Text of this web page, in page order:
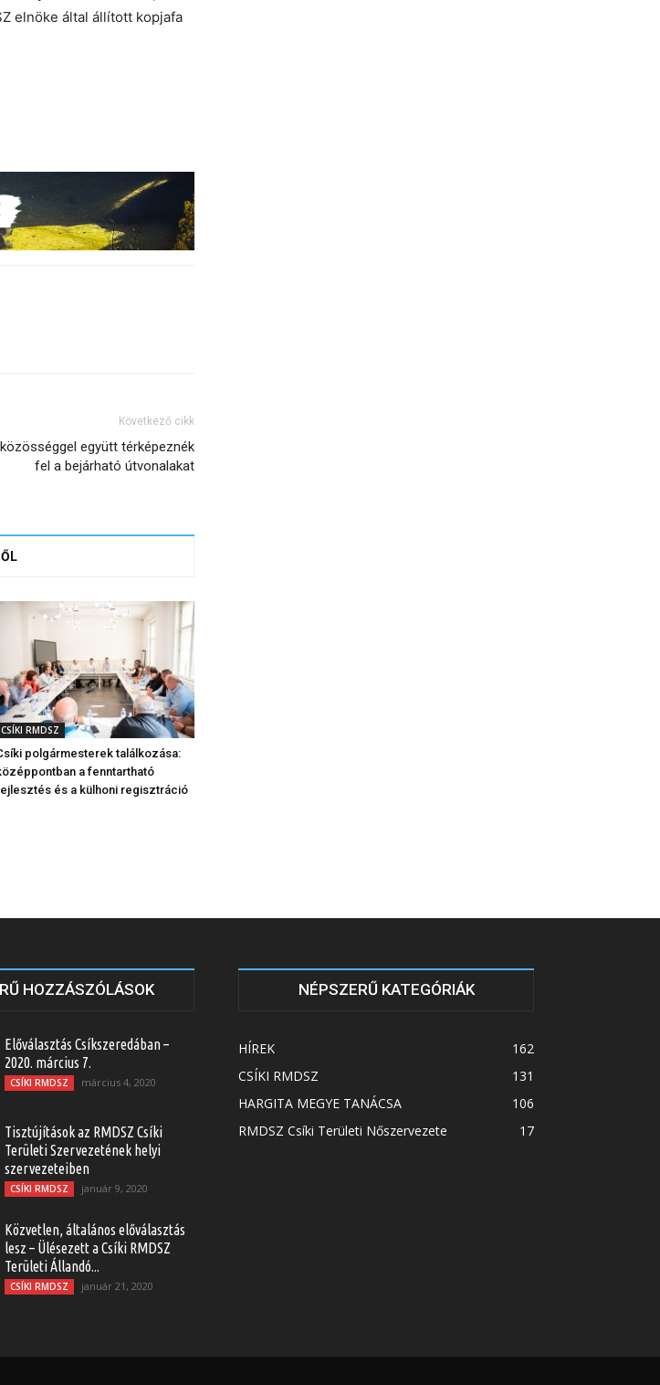
elnöke által állított kopjafa
Következő cikk
együtt térképeznék
fel a bejárható útvonalakat
CSÍKI RMDSZ
polgármesterek találkozása:
a fenntartható
és a külhoni regisztráció
HOZZÁSZÓLÁSOK
Előválasztás Csíkszeredában –
2020. március 7.
CSÍKI RMDSZ március 4, 2020
Tisztújítások az RMDSZ Csíki
Területi Szervezetének helyi
szervezeteiben
CSÍKI RMDSZ január 9, 2020
Közvetlen, általános előválasztás
lesz – Ülésezett a Csíki RMDSZ
Területi Állandó...
CSÍKI RMDSZ január 21, 2020
NÉPSZERŰ KATEGÓRIÁK
HÍREK
162
CSÍKI RMDSZ
131
HARGITA MEGYE TANÁCSA
106
RMDSZ Csíki Területi Nőszervezete
17